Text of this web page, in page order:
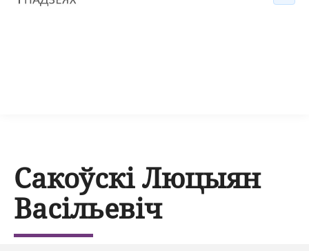
Сакоўскі Люцыян
Васільевіч